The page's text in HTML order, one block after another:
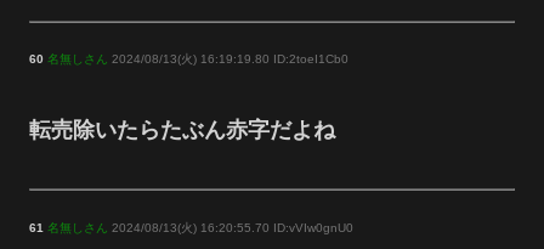
60 名無しさん 2024/08/13(火) 16:19:19.80 ID:2toeI1Cb0
転売除いたらたぶん赤字だよね
61 名無しさん 2024/08/13(火) 16:20:55.70 ID:vVIw0gnU0